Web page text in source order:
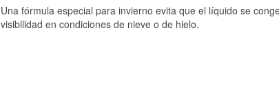
Una fórmula especial para invierno evita que el líquido se
visibilidad en condiciones de nieve o de hielo.